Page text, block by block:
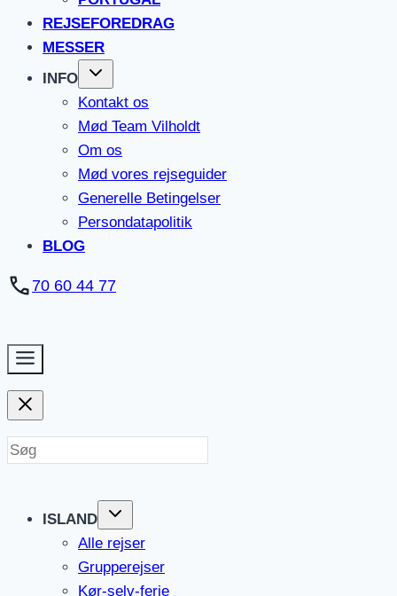
REJSEFOREDRAG
MESSER
INFO
Kontakt os
Mød Team Vilholdt
Om os
Mød vores rejseguider
Generelle Betingelser
Persondatapolitik
BLOG
70 60 44 77
ISLAND
Alle rejser
Grupperejser
Kør-selv-ferie